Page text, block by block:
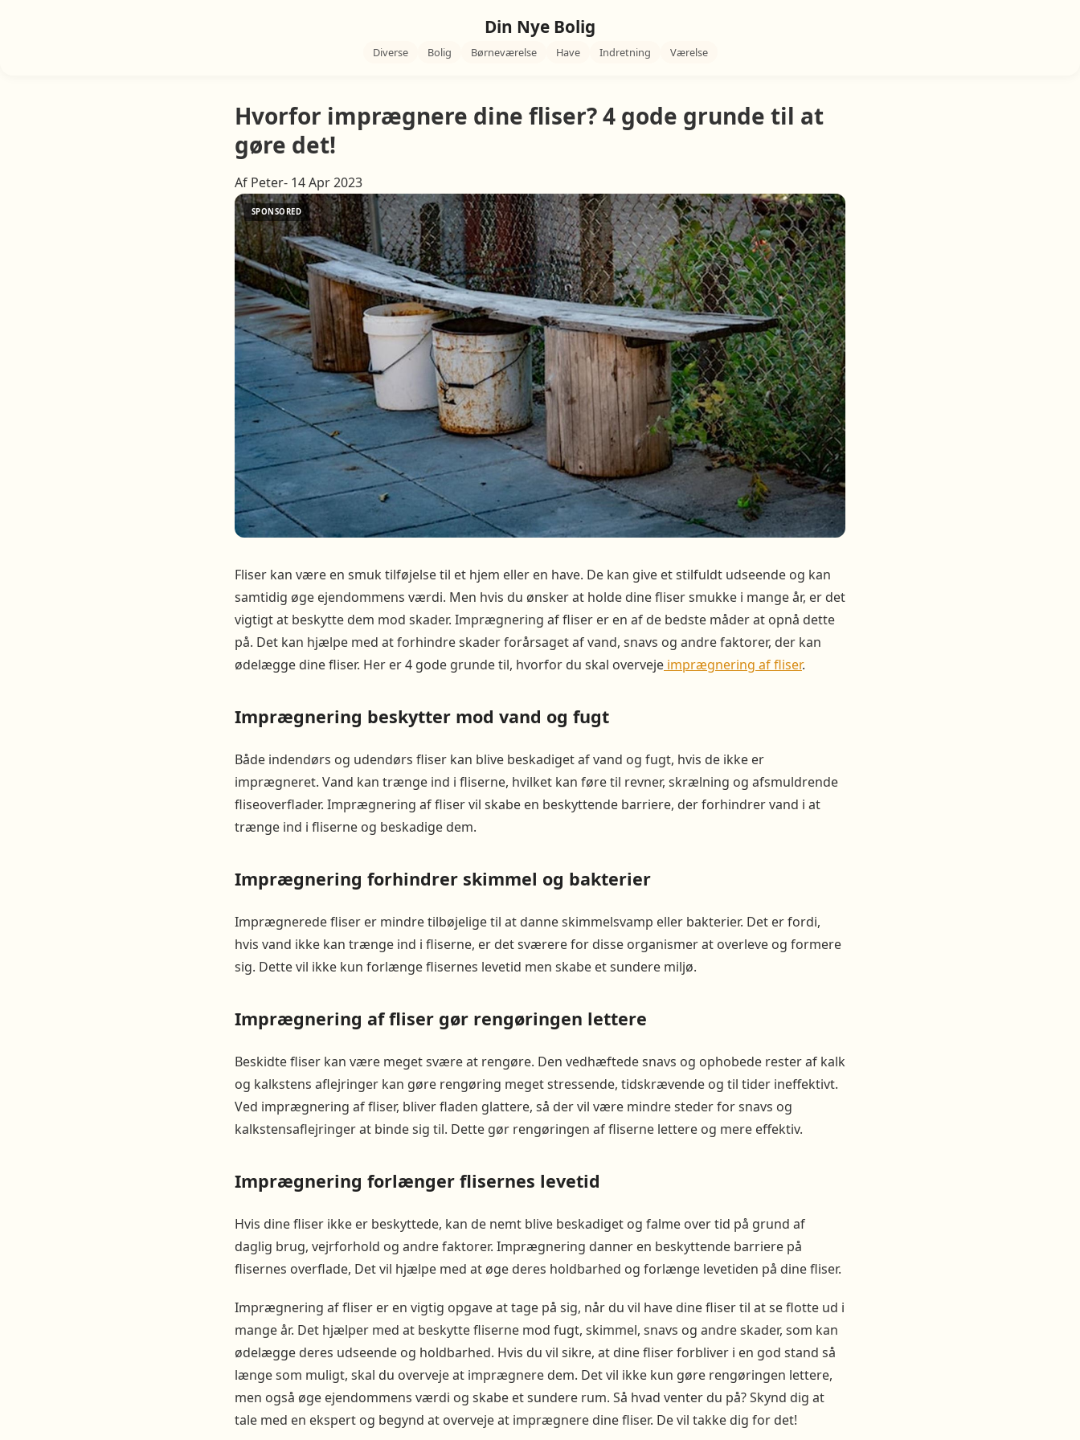
Din Nye Bolig
Diverse Bolig Børneværelse Have Indretning Værelse
Hvorfor imprægnere dine fliser? 4 gode grunde til at
gøre det!
Af Peter- 14 Apr 2023
Fliser kan være en smuk tilføjelse til et hjem eller en have. De kan give et stilfuldt udseende og kan
samtidig øge ejendommens værdi. Men hvis du ønsker at holde dine fliser smukke i mange år, er det
vigtigt at beskytte dem mod skader. Imprægnering af fliser er en af de bedste måder at opnå dette
på. Det kan hjælpe med at forhindre skader forårsaget af vand, snavs og andre faktorer, der kan
ødelægge dine fliser. Her er 4 gode grunde til, hvorfor du skal overveje imprægnering af fliser.
Imprægnering beskytter mod vand og fugt
Både indendørs og udendørs fliser kan blive beskadiget af vand og fugt, hvis de ikke er
imprægneret. Vand kan trænge ind i fliserne, hvilket kan føre til revner, skrælning og afsmuldrende
fliseoverflader. Imprægnering af fliser vil skabe en beskyttende barriere, der forhindrer vand i at
trænge ind i fliserne og beskadige dem.
Imprægnering forhindrer skimmel og bakterier
Imprægnerede fliser er mindre tilbøjelige til at danne skimmelsvamp eller bakterier. Det er fordi,
hvis vand ikke kan trænge ind i fliserne, er det sværere for disse organismer at overleve og formere
sig. Dette vil ikke kun forlænge flisernes levetid men skabe et sundere miljø.
Imprægnering af fliser gør rengøringen lettere
Beskidte fliser kan være meget svære at rengøre. Den vedhæftede snavs og ophobede rester af kalk
og kalkstens aflejringer kan gøre rengøring meget stressende, tidskrævende og til tider ineffektivt.
Ved imprægnering af fliser, bliver fladen glattere, så der vil være mindre steder for snavs og
kalkstensaflejringer at binde sig til. Dette gør rengøringen af fliserne lettere og mere effektiv.
Imprægnering forlænger flisernes levetid
Hvis dine fliser ikke er beskyttede, kan de nemt blive beskadiget og falme over tid på grund af
daglig brug, vejrforhold og andre faktorer. Imprægnering danner en beskyttende barriere på
flisernes overflade, Det vil hjælpe med at øge deres holdbarhed og forlænge levetiden på dine fliser.
Imprægnering af fliser er en vigtig opgave at tage på sig, når du vil have dine fliser til at se flotte ud i
mange år. Det hjælper med at beskytte fliserne mod fugt, skimmel, snavs og andre skader, som kan
ødelægge deres udseende og holdbarhed. Hvis du vil sikre, at dine fliser forbliver i en god stand så
længe som muligt, skal du overveje at imprægnere dem. Det vil ikke kun gøre rengøringen lettere,
men også øge ejendommens værdi og skabe et sundere rum. Så hvad venter du på? Skynd dig at
tale med en ekspert og begynd at overveje at imprægnere dine fliser. De vil takke dig for det!